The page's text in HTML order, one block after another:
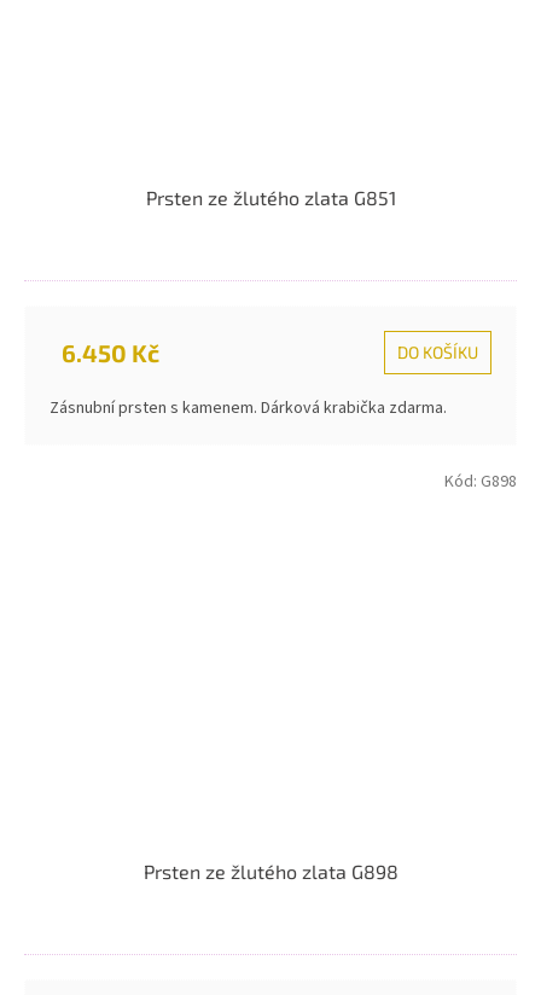
Prsten ze žlutého zlata G851
6.450 Kč DO KOŠÍKU
Zásnubní prsten s kamenem. Dárková krabička zdarma.
Prsten ze žlutého zlata G898
Kód: G898